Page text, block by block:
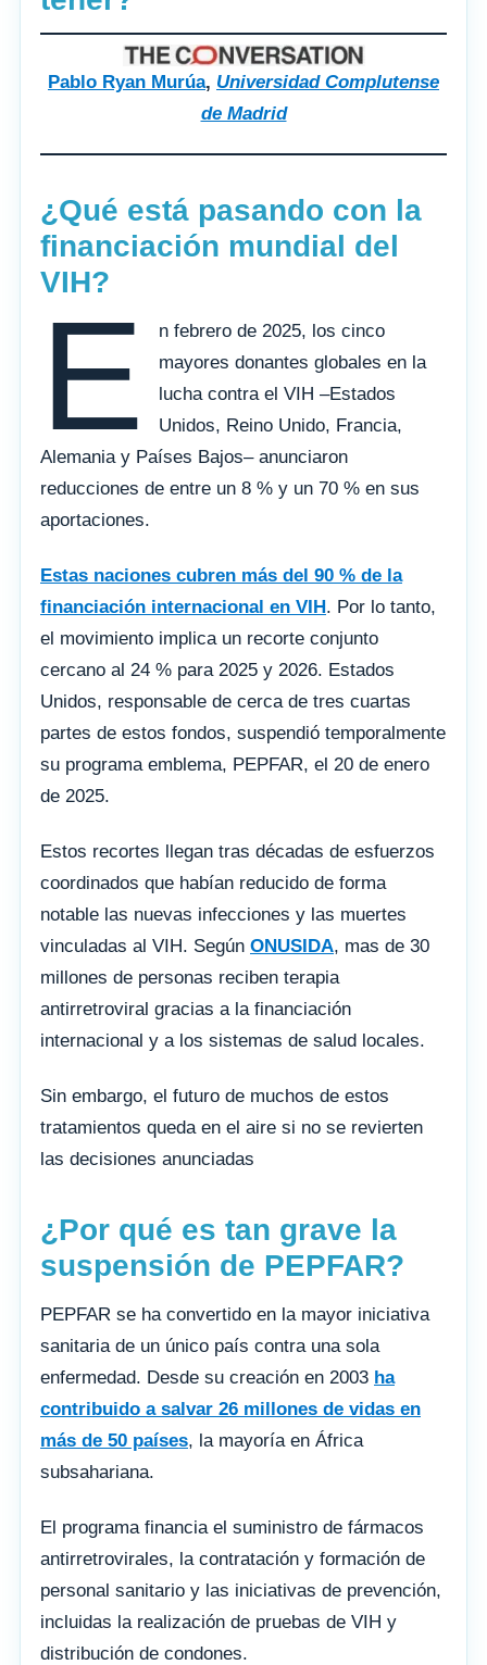
Pablo Ryan Murúa, Universidad Complutense
de Madrid
¿Qué está pasando con la
financiación mundial del
VIH?
E
n febrero de 2025, los cinco
mayores donantes globales en la
lucha contra el VIH –Estados
Unidos, Reino Unido, Francia,
Alemania y Países Bajos– anunciaron
reducciones de entre un 8 % y un 70 % en sus
aportaciones.
Estas naciones cubren más del 90 % de la
financiación internacional en VIH. Por lo tanto,
el movimiento implica un recorte conjunto
cercano al 24 % para 2025 y 2026. Estados
Unidos, responsable de cerca de tres cuartas
partes de estos fondos, suspendió temporalmente
su programa emblema, PEPFAR, el 20 de enero
de 2025.
Estos recortes llegan tras décadas de esfuerzos
coordinados que habían reducido de forma
notable las nuevas infecciones y las muertes
vinculadas al VIH. Según ONUSIDA, mas de 30
millones de personas reciben terapia
antirretroviral gracias a la financiación
internacional y a los sistemas de salud locales.
Sin embargo, el futuro de muchos de estos
tratamientos queda en el aire si no se revierten
las decisiones anunciadas
¿Por qué es tan grave la
suspensión de PEPFAR?
PEPFAR se ha convertido en la mayor iniciativa
sanitaria de un único país contra una sola
enfermedad. Desde su creación en 2003 ha
contribuido a salvar 26 millones de vidas en
más de 50 países, la mayoría en África
subsahariana.
El programa financia el suministro de fármacos
antirretrovirales, la contratación y formación de
personal sanitario y las iniciativas de prevención,
incluidas la realización de pruebas de VIH y
distribución de condones.